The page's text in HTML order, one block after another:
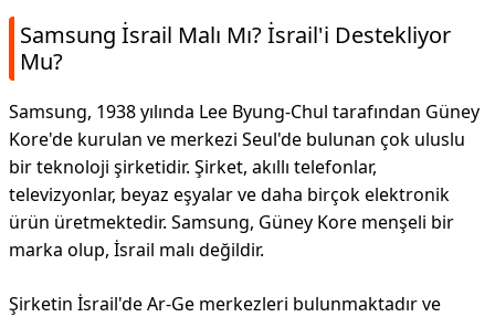
Samsung İsrail Malı Mı? İsrail'i Destekliyor
Mu?
Samsung, 1938 yılında Lee Byung-Chul tarafından Güney
Kore'de kurulan ve merkezi Seul'de bulunan çok uluslu
bir teknoloji şirketidir. Şirket, akıllı telefonlar,
televizyonlar, beyaz eşyalar ve daha birçok elektronik
ürün üretmektedir. Samsung, Güney Kore menşeli bir
marka olup, İsrail malı değildir.
Şirketin İsrail'de Ar-Ge merkezleri bulunmaktadır ve